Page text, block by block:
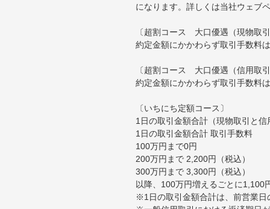
になります。詳しくは当社ウェブ
〔超割コース 大口優遇（現物取
約定金額にかかわらず取引手数料
〔超割コース 大口優遇（信用取
約定金額にかかわらず取引手数料
〔いちにち定額コース〕
1日の取引金額合計（現物取引と
1日の取引金額合計 取引手数料
100万円まで0円
200万円まで 2,200円（税込）
300万円まで 3,300円（税込）
以降、100万円増えるごとに1,100
※1日の取引金額合計は、前営業日